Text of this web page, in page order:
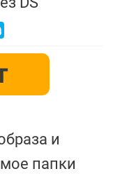
и
папки